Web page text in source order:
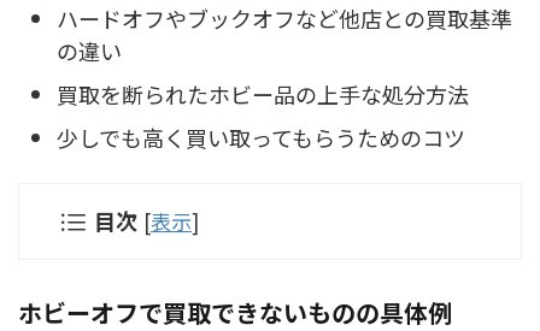
ハードオフやブックオフなど他店との買取基準
の違い
買取を断られたホビー品の上手な処分方法
少しでも高く買い取ってもらうためのコツ
目次 [表示]
ホビーオフで買取できないものの具体例